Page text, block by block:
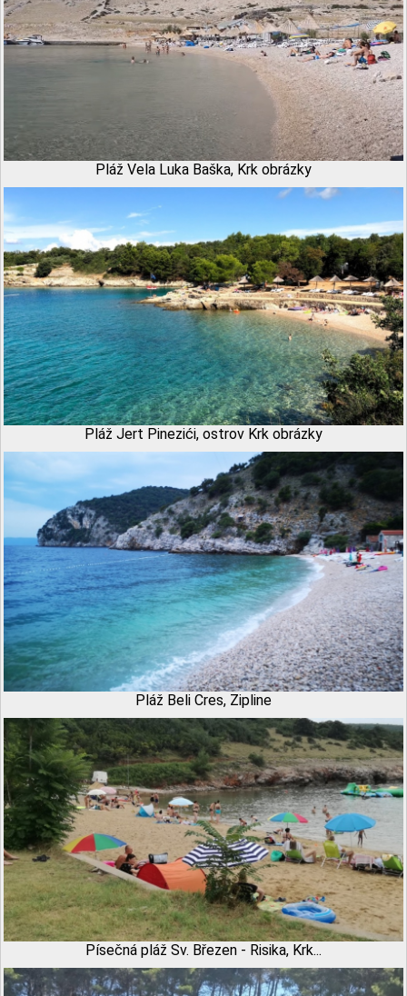
Pláž Vela Luka Baška, Krk obrázky
Pláž Jert Pinezići, ostrov Krk obrázky
Pláž Beli Cres, Zipline
Písečná pláž Sv. Březen - Risika, Krk...